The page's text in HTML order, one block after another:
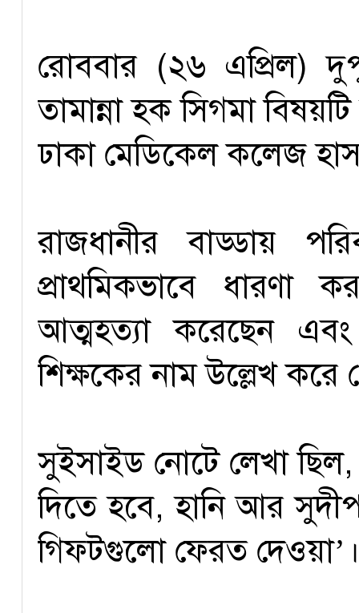
রোববার (২৬ এপ্রিল)
তামান্না হক সিগমা
ঢাকা মেডিকেল কলেজ
রাজধানীর বাড্ডায়
প্রাথমিকভাবে ধারণা
আত্মহত্যা করেছেন
শিক্ষকের নাম উল্লেখ করে
সুইসাইড নোটে লেখা
দিতে হবে, হানি আর
গিফটগুলো ফেরত দেওয়া’।